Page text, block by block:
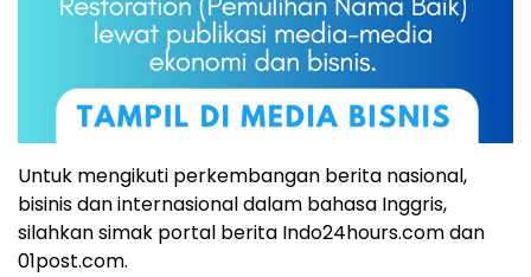
Untuk mengikuti perkembangan berita nasional,
bisinis dan internasional dalam bahasa Inggris,
silahkan simak portal berita Indo24hours.com dan
01post.com.